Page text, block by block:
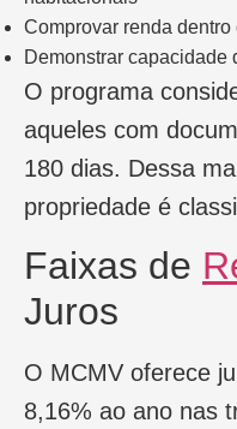
Comprovar renda
Demonstrar capacidade
O programa
aqueles com
180 dias. Dessa
propriedade é
Faixas de
Juros
O MCMV oferece
8,16% ao ano nas